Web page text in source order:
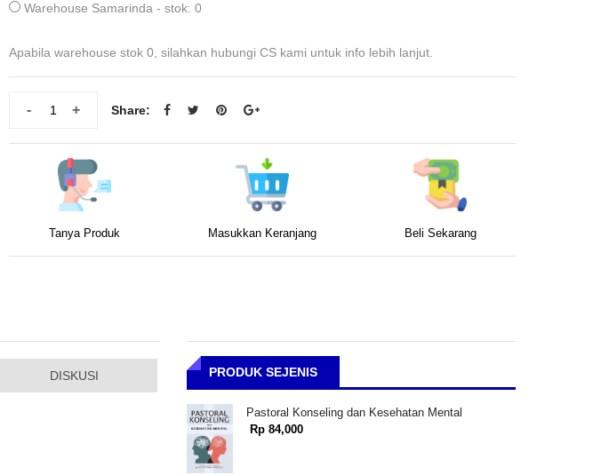
Warehouse Samarinda - stok: 0
Apabila warehouse stok 0, silahkan hubungi CS kami untuk info lebih lanjut.
+
- Share:
Tanya Produk Masukkan Keranjang Beli Sekarang
DISKUSI PRODUK SEJENIS
Pastoral Konseling dan Kesehatan Mental
Rp 84,000